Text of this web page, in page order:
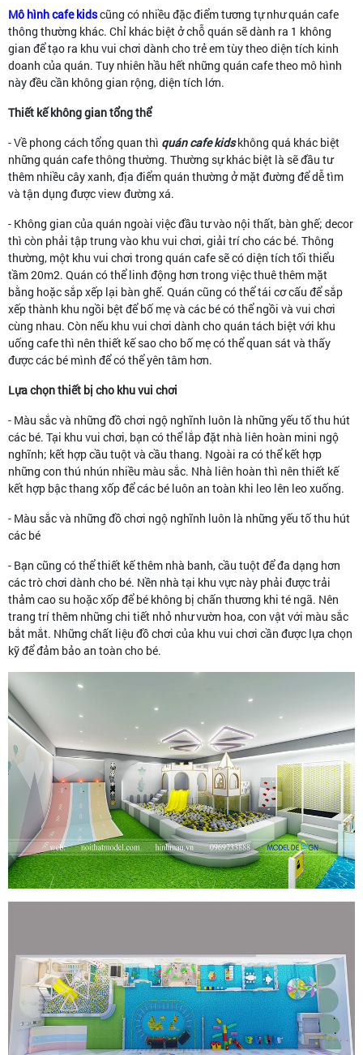
Mô hình cafe kidscũng có nhiều đặc điểm tương tự như quán cafe
thông thường khác. Chỉ khác biệt ở chỗ quán sẽ dành ra 1 không
gian để tạo ra khu vui chơi dành cho trẻ em tùy theo diện tích kinh
doanh của quán. Tuy nhiên hầu hết những quán cafe theo mô hình
này đều cần không gian rộng, diện tích lớn.
Thiết kế không gian tổng thể
- Về phong cách tổng quan thì quán cafe kidskhông quá khác biệt
những quán cafe thông thường. Thường sự khác biệt là sẽ đầu tư
thêm nhiều cây xanh, địa điểm quán thường ở mặt đường để dễ tìm
và tận dụng được view đường xá.
- Không gian của quán ngoài việc đầu tư vào nội thất, bàn ghế; decor
thì còn phải tập trung vào khu vui chơi, giải trí cho các bé. Thông
thường, một khu vui chơi trong quán cafe sẽ có diện tích tối thiểu
tầm 20m2. Quán có thể linh động hơn trong việc thuê thêm mặt
bằng hoặc sắp xếp lại bàn ghế. Quán cũng có thể tái cơ cấu để sắp
xếp thành khu ngồi bệt để bố mẹ và các bé có thể ngồi và vui chơi
cùng nhau. Còn nếu khu vui chơi dành cho quán tách biệt với khu
uống cafe thì nên thiết kế sao cho bố mẹ có thể quan sát và thấy
được các bé mình để có thể yên tâm hơn.
Lựa chọn thiết bị cho khu vui chơi
- Màu sắc và những đồ chơi ngộ nghĩnh luôn là những yếu tố thu hút
các bé. Tại khu vui chơi, bạn có thể lắp đặt nhà liên hoàn mini ngộ
nghĩnh; kết hợp cầu tuột và cầu thang. Ngoài ra có thể kết hợp
những con thú nhún nhiều màu sắc. Nhà liên hoàn thì nên thiết kế
kết hợp bậc thang xốp để các bé luôn an toàn khi leo lên leo xuống.
- Màu sắc và những đồ chơi ngộ nghĩnh luôn là những yếu tố thu hút
các bé
- Bạn cũng có thể thiết kế thêm nhà banh, cầu tuột để đa dạng hơn
các trò chơi dành cho bé. Nền nhà tại khu vực này phải được trải
thảm cao su hoặc xốp để bé không bị chấn thương khi té ngã. Nên
trang trí thêm những chi tiết nhỏ như vườn hoa, con vật với màu sắc
bắt mắt. Những chất liệu đồ chơi của khu vui chơi cần được lựa chọn
kỹ để đảm bảo an toàn cho bé.